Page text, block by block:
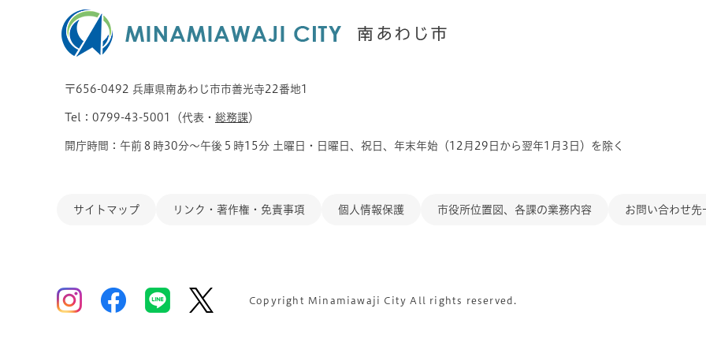
〒656-0492 兵庫県南あわじ市市善光寺22番地1
Tel：0799-43-5001（代表・ 総務課）
開庁時間：午前８時30分～午後５時15分 土曜日・日曜日、祝日、年末年始（12月29日から翌年1月3日）を除く
サイトマップ リンク・著作権・免責事項 個人情報保護 市役所位置図、各課の業務内容 お問い合わせ先
Copyright Minamiawaji City All rights reserved.